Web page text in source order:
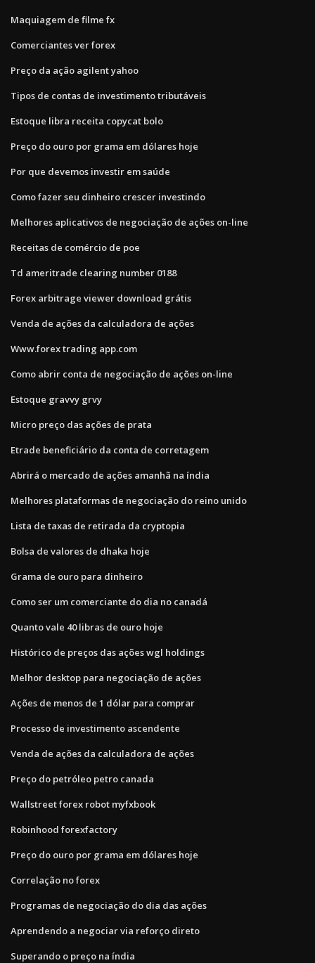
Maquiagem de filme fx
Comerciantes ver forex
Preço da ação agilent yahoo
Tipos de contas de investimento tributáveis
Estoque libra receita copycat bolo
Preço do ouro por grama em dólares hoje
Por que devemos investir em saúde
Como fazer seu dinheiro crescer investindo
Melhores aplicativos de negociação de ações on-line
Receitas de comércio de poe
Td ameritrade clearing number 0188
Forex arbitrage viewer download grátis
Venda de ações da calculadora de ações
Www.forex trading app.com
Como abrir conta de negociação de ações on-line
Estoque gravvy grvy
Micro preço das ações de prata
Etrade beneficiário da conta de corretagem
Abrirá o mercado de ações amanhã na índia
Melhores plataformas de negociação do reino unido
Lista de taxas de retirada da cryptopia
Bolsa de valores de dhaka hoje
Grama de ouro para dinheiro
Como ser um comerciante do dia no canadá
Quanto vale 40 libras de ouro hoje
Histórico de preços das ações wgl holdings
Melhor desktop para negociação de ações
Ações de menos de 1 dólar para comprar
Processo de investimento ascendente
Venda de ações da calculadora de ações
Preço do petróleo petro canada
Wallstreet forex robot myfxbook
Robinhood forexfactory
Preço do ouro por grama em dólares hoje
Correlação no forex
Programas de negociação do dia das ações
Aprendendo a negociar via reforço direto
Superando o preço na índia